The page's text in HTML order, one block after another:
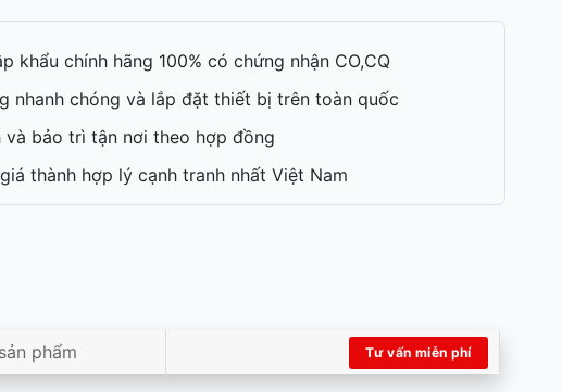
khẩu chính hãng 100% có chứng nhận CO,CQ
nhanh chóng và lắp đặt thiết bị trên toàn quốc
và bảo trì tận nơi theo hợp đồng
thành hợp lý cạnh tranh nhất Việt Nam
phẩm Tư vấn miễn phí